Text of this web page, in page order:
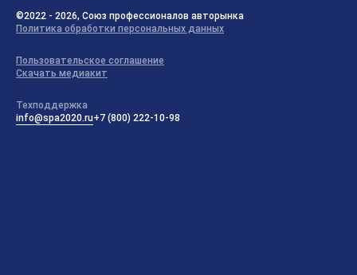
©2022 - 2026, Союз профессионалов авторынка
Политика обработки персональных данных
Пользовательское соглашение
Скачать медиакит
Техподдержка
info@spa2020.ru+7 (800) 222-10-98